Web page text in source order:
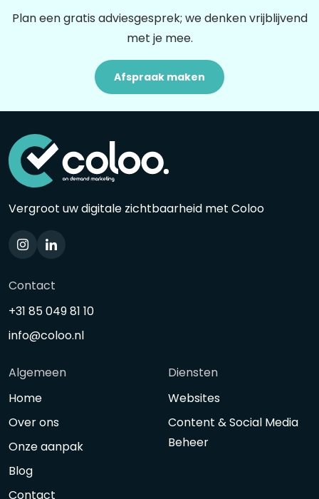
Plan een gratis adviesgesprek; we denken vrijblijvend
met je mee.
Afspraak maken
Vergroot uw digitale zichtbaarheid met Coloo
Contact
+31 85 049 81 10
info@coloo.nl
Algemeen
Home
Over ons
Onze aanpak
Blog
Contact
Diensten
Websites
Content & Social Media
Beheer